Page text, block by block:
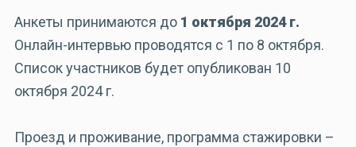
Анкеты принимаются до 1 октября 2024 г.
Онлайн-интервью проводятся с 1 по 8 октября.
Список участников будет опубликован 10
октября 2024 г.
Проезд и проживание, программа стажировки –